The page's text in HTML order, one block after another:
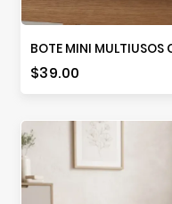
Precio
$39.00